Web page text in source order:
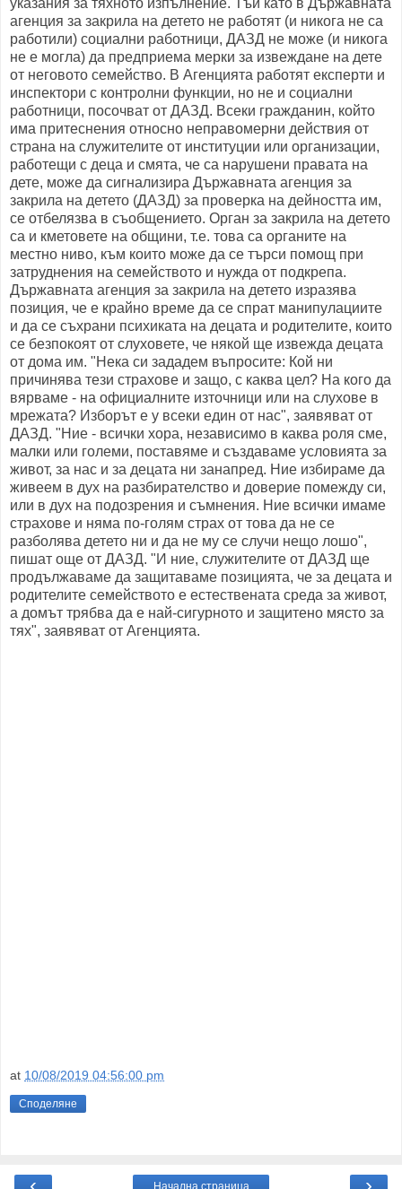
агенция за закрила на детето не работят (и никога не са
работили) социални работници, ДАЗД не може (и никога
не е могла) да предприема мерки за извеждане на дете
от неговото семейство. В Агенцията работят експерти и
инспектори с контролни функции, но не и социални
работници, посочват от ДАЗД. Всеки гражданин, който
има притеснения относно неправомерни действия от
страна на служителите от институции или организации,
работещи с деца и смята, че са нарушени правата на
дете, може да сигнализира Държавната агенция за
закрила на детето (ДАЗД) за проверка на дейността им,
се отбелязва в съобщението. Орган за закрила на детето
са и кметовете на общини, т.е. това са органите на
местно ниво, към които може да се търси помощ при
затруднения на семейството и нужда от подкрепа.
Държавната агенция за закрила на детето изразява
позиция, че е крайно време да се спрат манипулациите
и да се съхрани психиката на децата и родителите, които
се безпокоят от слуховете, че някой ще извежда децата
от дома им. "Нека си зададем въпросите: Кой ни
причинява тези страхове и защо, с каква цел? На кого да
вярваме - на официалните източници или на слухове в
мрежата? Изборът е у всеки един от нас", заявяват от
ДАЗД. "Ние - всички хора, независимо в каква роля сме,
малки или големи, поставяме и създаваме условията за
живот, за нас и за децата ни занапред. Ние избираме да
живеем в дух на разбирателство и доверие помежду си,
или в дух на подозрения и съмнения. Ние всички имаме
страхове и няма по-голям страх от това да не се
разболява детето ни и да не му се случи нещо лошо",
пишат още от ДАЗД. "И ние, служителите от ДАЗД ще
продължаваме да защитаваме позицията, че за децата и
родителите семейството е естествената среда за живот,
а домът трябва да е най-сигурното и защитено място за
тях", заявяват от Агенцията.
at 10/08/2019 04:56:00 pm
Споделяне